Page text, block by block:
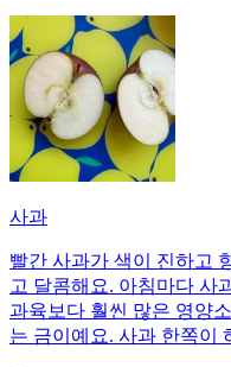
사과
빨간 사과가 색이 진하고
고 달콤해요. 아침마다 사
과육보다 훨씬 많은 영양
는 금이예요. 사과 한쪽이